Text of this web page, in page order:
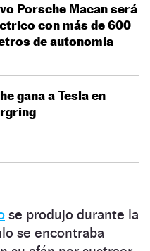
Porsche Macan será
con más de 600
de autonomía
gana a Tesla en
se produjo durante la
se encontraba